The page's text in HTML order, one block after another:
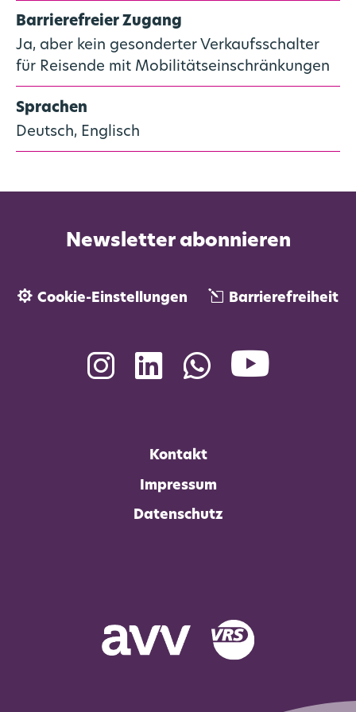
Barrierefreier Zugang
Ja, aber kein gesonderter Verkaufsschalter
für Reisende mit Mobilitätseinschränkungen
Sprachen
Deutsch, Englisch
Newsletter abonnieren
Cookie-Einstellungen Barrierefreiheit
InstagramLinkedIn
WhatsApp
Kontakt
Impressum
Datenschutz